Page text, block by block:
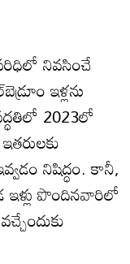
నివసించే
ఇళ్లను
2023లో
నిషిద్ధం. కానీ,
ఇళ్లు పొందినవారిలో